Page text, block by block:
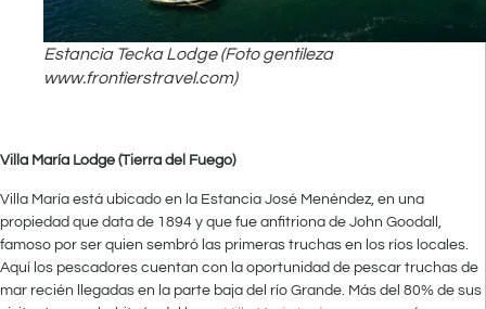
Estancia Tecka Lodge (Foto gentileza
www.frontierstravel.com)
Villa María Lodge (Tierra del Fuego)
Villa María está ubicado en la Estancia José Menéndez, en una
propiedad que data de 1894 y que fue anfitriona de John Goodall,
famoso por ser quien sembró las primeras truchas en los ríos locales.
Aquí los pescadores cuentan con la oportunidad de pescar truchas de
mar recién llegadas en la parte baja del río Grande. Más del 80% de sus